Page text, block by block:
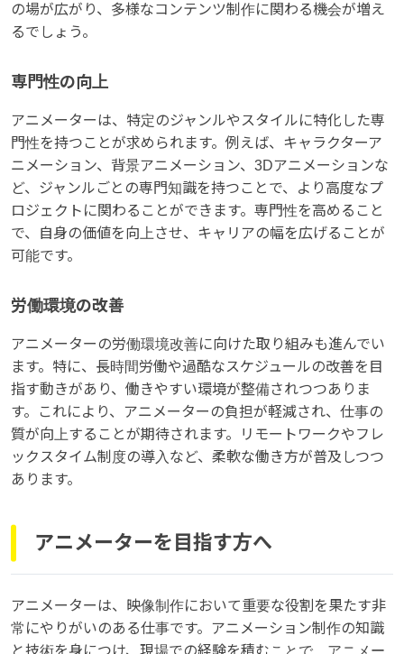
の場が広がり、多様なコンテンツ制作に関わる機会が増え
るでしょう。
専門性の向上
アニメーターは、特定のジャンルやスタイルに特化した専
門性を持つことが求められます。例えば、キャラクターア
ニメーション、背景アニメーション、3Dアニメーションな
ど、ジャンルごとの専門知識を持つことで、より高度なプ
ロジェクトに関わることができます。専門性を高めること
で、自身の価値を向上させ、キャリアの幅を広げることが
可能です。
労働環境の改善
アニメーターの労働環境改善に向けた取り組みも進んでい
ます。特に、長時間労働や過酷なスケジュールの改善を目
指す動きがあり、働きやすい環境が整備されつつありま
す。これにより、アニメーターの負担が軽減され、仕事の
質が向上することが期待されます。リモートワークやフレ
ックスタイム制度の導入など、柔軟な働き方が普及しつつ
あります。
アニメーターを目指す方へ
アニメーターは、映像制作において重要な役割を果たす非
常にやりがいのある仕事です。アニメーション制作の知識
と技術を身につけ、現場での経験を積むことで、アニメー